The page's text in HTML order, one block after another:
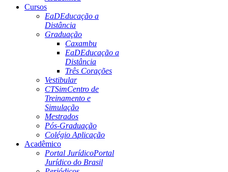
Cursos
EaDEducação a
Distância
Graduação
Caxambu
EaDEducação a
Distância
Três Corações
Vestibular
CTSimCentro de
Treinamento e
Simulação
Mestrados
Pós-Graduação
Colégio Aplicação
Acadêmico
Portal JurídicoPortal
Jurídico do Brasil